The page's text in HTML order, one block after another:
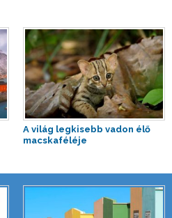
A világ legkisebb vadon élő
macskaféléje